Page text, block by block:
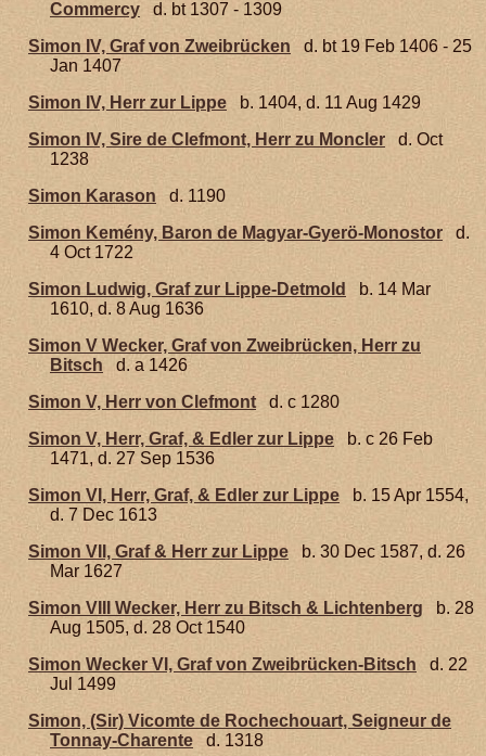
Commercy
d. bt 1307 - 1309
Simon IV, Graf von Zweibrücken
d. bt 19 Feb 1406 - 25
Jan 1407
Simon IV, Herr zur Lippe
b. 1404, d. 11 Aug 1429
Simon IV, Sire de Clefmont, Herr zu Moncler
d. Oct
1238
Simon Karason
d. 1190
Simon Kemény, Baron de Magyar-Gyerö-Monostor
d.
4 Oct 1722
Simon Ludwig, Graf zur Lippe-Detmold
b. 14 Mar
1610, d. 8 Aug 1636
Simon V Wecker, Graf von Zweibrücken, Herr zu
Bitsch
d. a 1426
Simon V, Herr von Clefmont
d. c 1280
Simon V, Herr, Graf, & Edler zur Lippe
b. c 26 Feb
1471, d. 27 Sep 1536
Simon VI, Herr, Graf, & Edler zur Lippe
b. 15 Apr 1554,
d. 7 Dec 1613
Simon VII, Graf & Herr zur Lippe
b. 30 Dec 1587, d. 26
Mar 1627
Simon VIII Wecker, Herr zu Bitsch & Lichtenberg
b. 28
Aug 1505, d. 28 Oct 1540
Simon Wecker VI, Graf von Zweibrücken-Bitsch
d. 22
Jul 1499
Simon, (Sir) Vicomte de Rochechouart, Seigneur de
Tonnay-Charente
d. 1318